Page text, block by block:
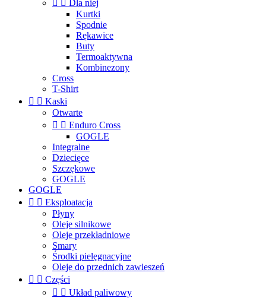
  Dla niej
Kurtki
Spodnie
Rękawice
Buty
Termoaktywna
Kombinezony
Cross
T-Shirt
  Kaski
Otwarte
  Enduro Cross
GOGLE
Integralne
Dziecięce
Szczękowe
GOGLE
GOGLE
  Eksploatacja
Płyny
Oleje silnikowe
Oleje przekładniowe
Smary
Środki pielęgnacyjne
Oleje do przednich zawieszeń
  Części
  Układ paliwowy